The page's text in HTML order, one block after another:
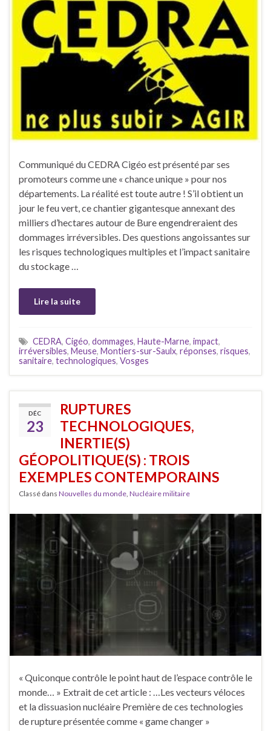
Communiqué du CEDRA Cigéo est présenté par ses
promoteurs comme une « chance unique » pour nos
départements. La réalité est toute autre ! S’il obtient un
jour le feu vert, ce chantier gigantesque annexant des
milliers d’hectares autour de Bure engendreraient des
dommages irréversibles. Des questions angoissantes sur
les risques technologiques multiples et l’impact sanitaire
du stockage …
Lire la suite
CEDRA, Cigéo, dommages, Haute-Marne, impact,
irréversibles, Meuse, Montiers-sur-Saulx, réponses, risques,
sanitaire, technologiques, Vosges
DÉC
23
RUPTURES
TECHNOLOGIQUES,
INERTIE(S)
GÉOPOLITIQUE(S) : TROIS
EXEMPLES CONTEMPORAINS
Classé dans Nouvelles du monde Nucléaire militaire
« Quiconque contrôle le point haut de l’espace contrôle le
monde… » Extrait de cet article : …Les vecteurs véloces
et la dissuasion nucléaire Première de ces technologies
de rupture présentée comme « game changer »